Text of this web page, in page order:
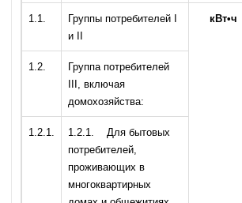
1.1.
Группы потребителей I
и II
кВт•ч
1.2.
Группа потребителей
III, включая
домохозяйства:
1.2.1.
1.2.1. Для бытовых
потребителей,
проживающих в
многоквартирных